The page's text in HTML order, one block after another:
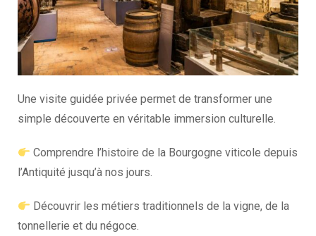
Une visite guidée privée permet de transformer une
simple découverte en véritable immersion culturelle.
Comprendre l’histoire de la Bourgogne viticole depuis
l’Antiquité jusqu’à nos jours.
Découvrir les métiers traditionnels de la vigne, de la
tonnellerie et du négoce.